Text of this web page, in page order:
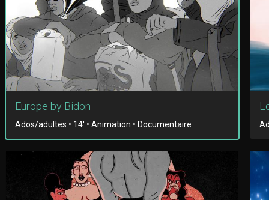
Europe by Bidon
Ados/adultes • 14' • Animation • Documentaire